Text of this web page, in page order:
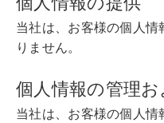
当社は、お客様の個人
りません。
個人情報の管理
当社は、お客様の個人